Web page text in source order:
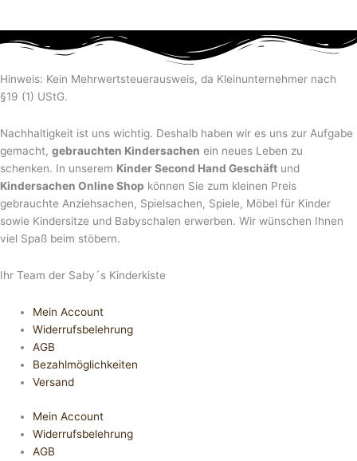
Hinweis: Kein Mehrwertsteuerausweis, da Kleinunternehmer nach
§19 (1) UStG.
Nachhaltigkeit ist uns wichtig. Deshalb haben wir es uns zur Aufgabe
gemacht, gebrauchten Kindersachen ein neues Leben zu
schenken. In unserem Kinder Second Hand Geschäft und
Kindersachen Online Shop können Sie zum kleinen Preis
gebrauchte Anziehsachen, Spiel­sachen, Spiele, Möbel für Kinder
sowie Kindersitze und Babyschalen erwerben. Wir wünschen Ihnen
viel Spaß beim stöbern.
Ihr Team der Saby´s Kinderkiste
Mein Account
Widerrufsbelehrung
AGB
Bezahlmöglichkeiten
Versand
Mein Account
Widerrufsbelehrung
AGB